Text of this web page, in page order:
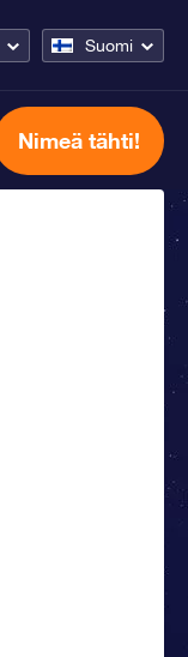
Suomi
Nimeä tähti!